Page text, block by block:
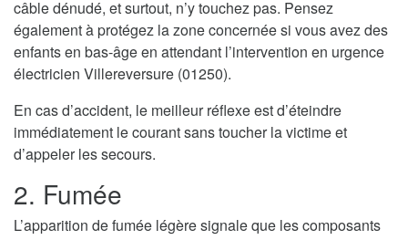
câble dénudé, et surtout, n’y touchez pas. Pensez
également à protégez la zone concernée si vous avez des
enfants en bas-âge en attendant l’intervention en urgence
électricien Villereversure (01250).
En cas d’accident, le meilleur réflexe est d’éteindre
immédiatement le courant sans toucher la victime et
d’appeler les secours.
2. Fumée
L’apparition de fumée légère signale que les composants